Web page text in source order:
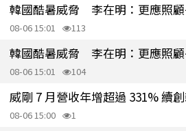
韓國酷暑威脅 李在明：更應照
08-06 15:01 113
韓國酷暑威脅 李在明：更應照
08-06 15:01 104
08-06 15:00 1